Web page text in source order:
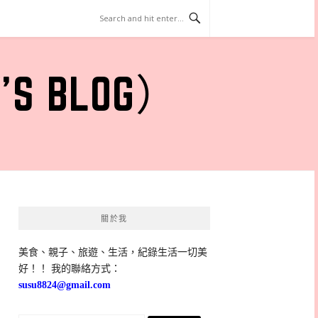
）
關於我
美食、親子、旅遊、生活，紀錄生活一切美
好！！ 我的聯絡方式：
susu8824@gmail.com